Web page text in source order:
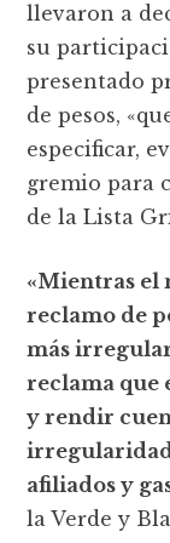
llevaron a
su
presentado
de pesos,
especificar,
gremio para
de la Lista
«Mientras el
reclamo de
más
reclama que
y rendir
afiliados y
la Verde y